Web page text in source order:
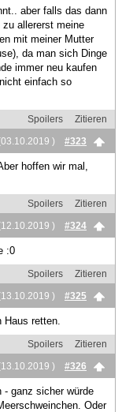
aber falls das dann
allererst meine
mit meiner Mutter
da man sich Dinge
immer neu kaufen
einfach so
Spoilers
Zitieren
)
#323
hoffen wir mal,
Spoilers
Zitieren
)
#324
:0
Spoilers
Zitieren
)
#325
Haus retten.
Spoilers
Zitieren
)
#326
- ganz sicher würde
Oder